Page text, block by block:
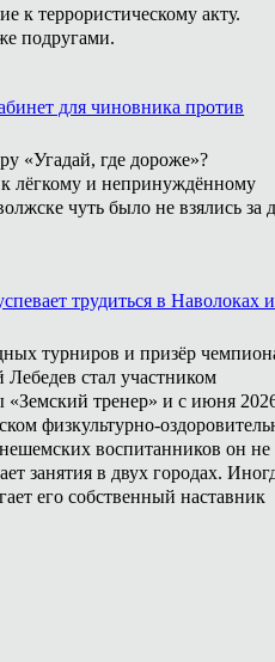
к террористическому акту.
подругами.
для чиновника против
«Угадай, где дороже»?
лёгкому и непринуждённому
чуть было не взялись за
трудиться в Наволоках и
турниров и призёр
стал участником
«Земский тренер» и с июня
физкультурно-
воспитанников он не
занятия в двух городах.
его собственный наставник